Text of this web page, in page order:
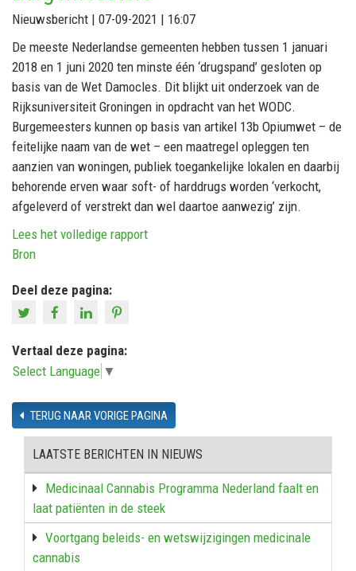
Nieuwsbericht | 07-09-2021 | 16:07
De meeste Nederlandse gemeenten hebben tussen 1 januari
2018 en 1 juni 2020 ten minste één ‘drugspand’ gesloten op
basis van de Wet Damocles. Dit blijkt uit onderzoek van de
Rijksuniversiteit Groningen in opdracht van het WODC.
Burgemeesters kunnen op basis van artikel 13b Opiumwet – de
feitelijke naam van de wet – een maatregel opleggen ten
aanzien van woningen, publiek toegankelijke lokalen en daarbij
behorende erven waar soft- of harddrugs worden ‘verkocht,
afgeleverd of verstrekt dan wel daartoe aanwezig’ zijn.
Lees het volledige rapport
Bron
Deel deze pagina:
Vertaal deze pagina:
Select Language ▼
TERUG NAAR VORIGE PAGINA
LAATSTE BERICHTEN IN NIEUWS
Medicinaal Cannabis Programma Nederland faalt en
laat patiënten in de steek
Voortgang beleids- en wetswijzigingen medicinale
cannabis